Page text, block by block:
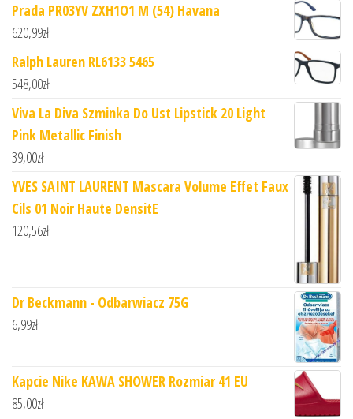
Prada PR03YV ZXH1O1 M (54) Havana
620,99zł
Ralph Lauren RL6133 5465
548,00zł
Viva La Diva Szminka Do Ust Lipstick 20 Light
Pink Metallic Finish
39,00zł
YVES SAINT LAURENT Mascara Volume Effet Faux
Cils 01 Noir Haute DensitE
120,56zł
Dr Beckmann - Odbarwiacz 75G
6,99zł
Kapcie Nike KAWA SHOWER Rozmiar 41 EU
85,00zł